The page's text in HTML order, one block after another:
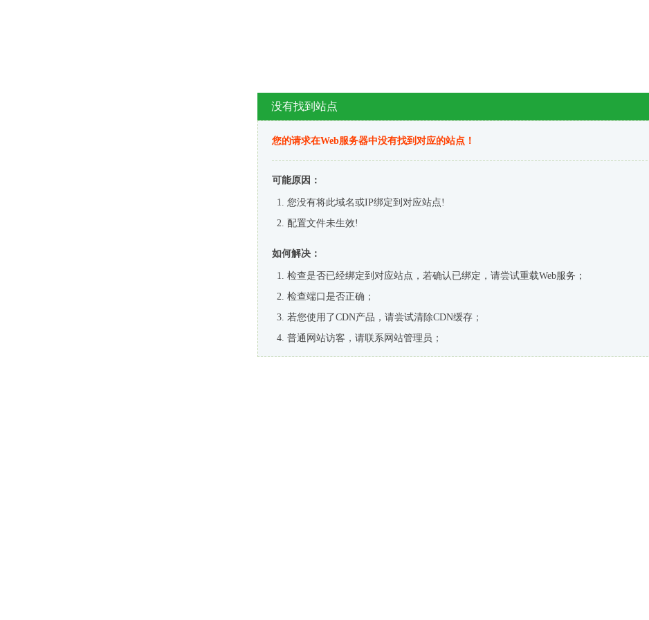
没有找到站点
您的请求在Web服务器中没有找到对应的站点！
可能原因：
您没有将此域名或IP绑定到对应站点!
配置文件未生效!
如何解决：
检查是否已经绑定到对应站点，若确认已绑定，请尝试重载Web服务；
检查端口是否正确；
若您使用了CDN产品，请尝试清除CDN缓存；
普通网站访客，请联系网站管理员；